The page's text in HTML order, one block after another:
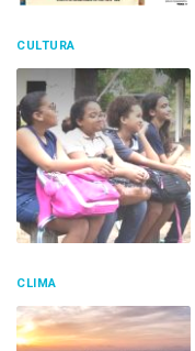
CULTURA
CLIMA